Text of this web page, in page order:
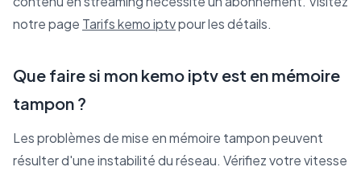
notre page Tarifs kemo iptvpour les détails.
Que faire si mon kemo iptv est en mémoire
tampon ?
Les problèmes de mise en mémoire tampon peuvent
résulter d'une instabilité du réseau. Vérifiez votre vitesse